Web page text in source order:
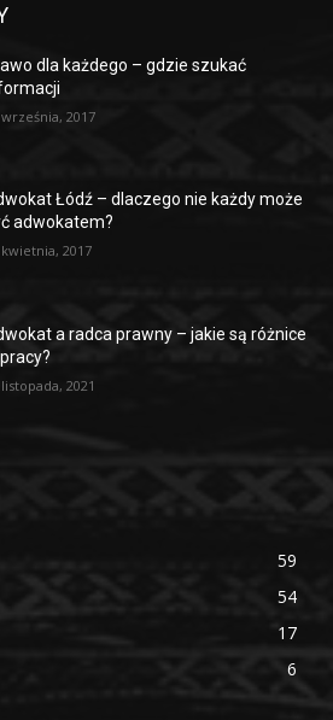
dla każdego – gdzie szukać
września, 2017
Łódź – dlaczego nie każdy może
adwokatem?
2017
a radca prawny – jakie są różnice
2021
59
54
17
6